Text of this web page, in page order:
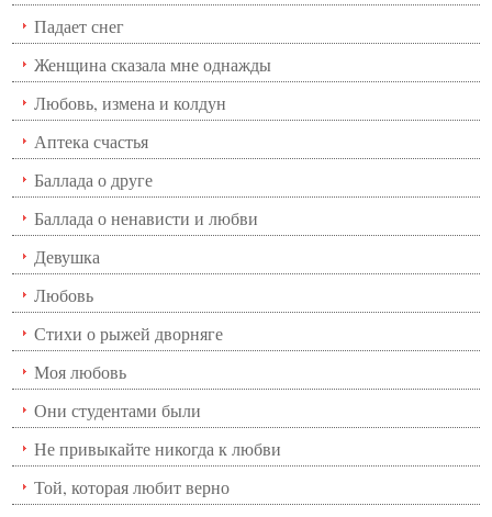
Падает снег
Женщина сказала мне однажды
Любовь, измена и колдун
Аптека счастья
Баллада о друге
Баллада о ненависти и любви
Девушка
Любовь
Стихи о рыжей дворняге
Моя любовь
Они студентами были
Не привыкайте никогда к любви
Той, которая любит верно